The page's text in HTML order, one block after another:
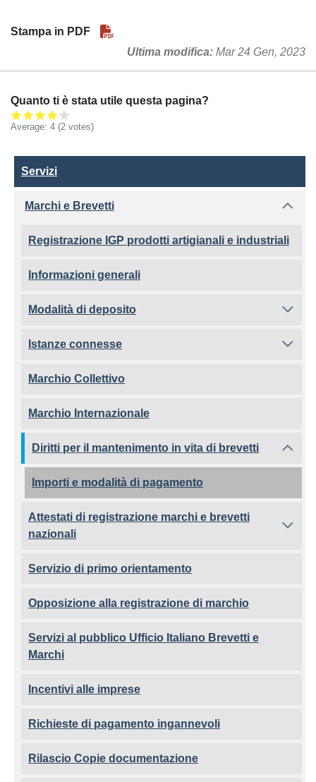
Stampa in PDF
Ultima modifica Mar 24 Gen, 2023
Quanto ti è stata utile questa pagina?
Average: 4 (2 votes)
Servizi
Servizi
Marchi e Brevetti
Registrazione IGP prodotti artigianali e industriali
Informazioni generali
Modalità di deposito
Istanze connesse
Marchio Collettivo
Marchio Internazionale
Diritti per il mantenimento in vita di brevetti
Importi e modalità di pagamento
Attestati di registrazione marchi e brevetti
nazionali
Servizio di primo orientamento
Opposizione alla registrazione di marchio
Servizi al pubblico Ufficio Italiano Brevetti e
Marchi
Incentivi alle imprese
Richieste di pagamento ingannevoli
Rilascio Copie documentazione